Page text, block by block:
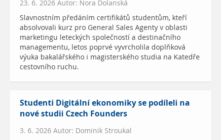
23. 6. 2026 Autor: Nora Dolanská
Slavnostním předáním certifikátů studentům, kteří
absolvovali kurz pro General Sales Agenty v oblasti
marketingu leteckých společností a destinačního
managementu, letos poprvé vyvrcholila doplňková
výuka bakalářského i magisterského studia na Katedře
cestovního ruchu.
Studenti Digitální ekonomiky se podíleli na
nové studii Czech Founders
3. 6. 2026 Autor: Dominik Stroukal